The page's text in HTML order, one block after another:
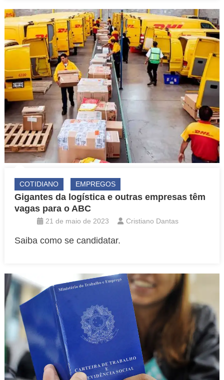
COTIDIANO EMPREGOS
Gigantes da logística e outras empresas têm
vagas para o ABC
21 de maio de 2023 Cristiano Dantas
Saiba como se candidatar.